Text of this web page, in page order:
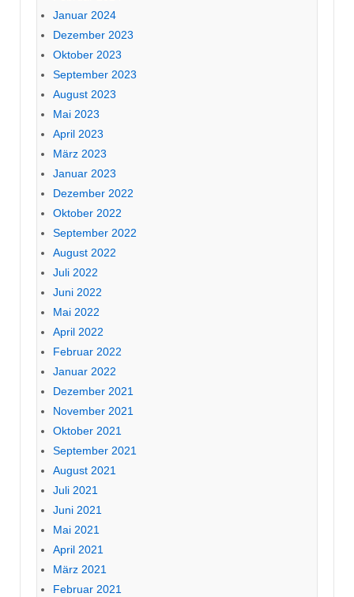
Januar 2024
Dezember 2023
Oktober 2023
September 2023
August 2023
Mai 2023
April 2023
März 2023
Januar 2023
Dezember 2022
Oktober 2022
September 2022
August 2022
Juli 2022
Juni 2022
Mai 2022
April 2022
Februar 2022
Januar 2022
Dezember 2021
November 2021
Oktober 2021
September 2021
August 2021
Juli 2021
Juni 2021
Mai 2021
April 2021
März 2021
Februar 2021